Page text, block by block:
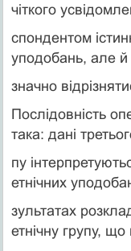
чіткого
спондентом
уподобань, але
значно
Послідовність
така: дані
пу
етнічних
зультатах
етнічну групу,